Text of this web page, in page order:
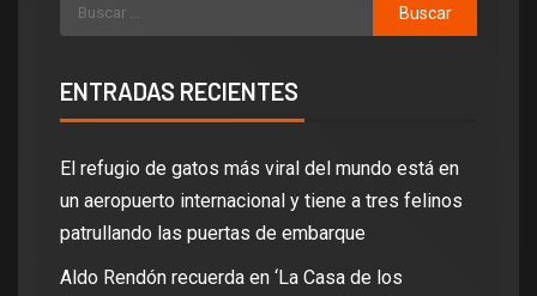
ENTRADAS RECIENTES
El refugio de gatos más viral del mundo está en
un aeropuerto internacional y tiene a tres felinos
patrullando las puertas de embarque
Aldo Rendón recuerda en ‘La Casa de los